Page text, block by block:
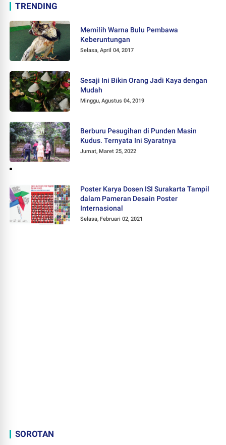
TRENDING
Memilih Warna Bulu Pembawa
Keberuntungan
Selasa, April 04, 2017
Sesaji Ini Bikin Orang Jadi Kaya dengan
Mudah
Minggu, Agustus 04, 2019
Berburu Pesugihan di Punden Masin
Kudus. Ternyata Ini Syaratnya
Jumat, Maret 25, 2022
Poster Karya Dosen ISI Surakarta Tampil
dalam Pameran Desain Poster
Internasional
Selasa, Februari 02, 2021
SOROTAN